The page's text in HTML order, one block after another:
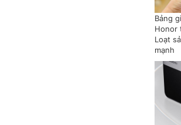
Bảng
Honor
Loạt
mạnh